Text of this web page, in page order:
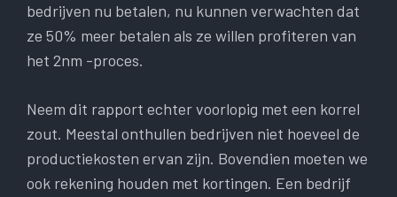
bedrijven nu betalen, nu kunnen verwachten dat
ze 50% meer betalen als ze willen profiteren van
het 2nm -proces.
Neem dit rapport echter voorlopig met een korrel
zout. Meestal onthullen bedrijven niet hoeveel de
productiekosten ervan zijn. Bovendien moeten we
ook rekening houden met kortingen. Een bedrijf